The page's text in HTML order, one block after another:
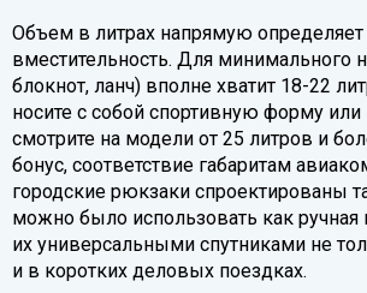
Объем в литрах напрямую определяет
вместительность. Для минимального
блокнот, ланч) вполне хватит 18-22
носите с собой спортивную форму или
смотрите на модели от 25 литров и
бонус, соответствие габаритам
городские рюкзаки спроектированы
можно было использовать как ручная
их универсальными спутниками не
и в коротких деловых поездках.